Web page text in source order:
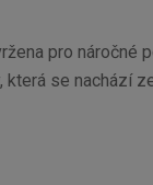
pro náročné
se nachází